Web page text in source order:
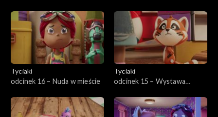
Tyciaki
odcinek 16 – Nuda w mieście
Tyciaki
odcinek 15 – Wystawa